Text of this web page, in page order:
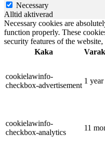
Necessary
Alltid aktiverad
Necessary cookies are
function properly. These
security features of the
Kaka
cookielawinfo-
checkbox-advertisement
1 year
cookielawinfo-
checkbox-analytics
11